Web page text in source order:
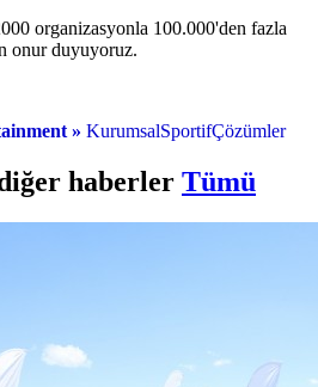
organizasyonla 100.000'den fazla
onur duyuyoruz.
» KurumsalSportifÇözümler
haberler Tümü